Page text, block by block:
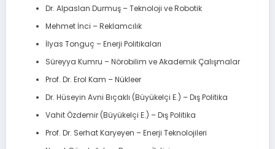
Dr. Alpaslan Durmuş – Teknoloji ve Robotik
Mehmet İnci – Reklamcılık
İlyas Tonguç – Enerji Politikaları
Süreyya Kumru – Nörobilim ve Akademik Çalışmalar
Prof. Dr. Erol Kam – Nükleer
Dr. Hüseyin Avni Bıçaklı (Büyükelçi E.) – Dış Politika
Vahit Özdemir (Büyükelçi E.) – Dış Politika
Prof. Dr. Serhat Karyeyen – Enerji Teknolojileri